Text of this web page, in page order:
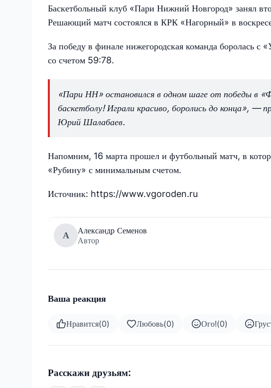
Баскетбольный клуб «Пари Нижний Новгород» занял
Решающий матч состоялся в КРК «Нагорный» в
За победу в финале нижегородская команда боролась с
со счетом 59:78.
«Пари НН» остановился в одном шаге от победы в
баскетболу! Играли красиво, боролись до конца», —
Юрий Шалабаев.
Напомним, 16 марта прошел и футбольный матч, в
«Рубину» с минимальным счетом.
Источник: https://www.vgoroden.ru
А
Александр Семенов
Автор
Ваша реакция
Нравится(0) Любовь(0) Ого!(0)
Расскажи друзьям: